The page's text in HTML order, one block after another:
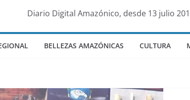
Colo de Chile
Diario Digital Amazónico, desde 13 julio
BELLEZAS AMAZÓNICAS CULTURA